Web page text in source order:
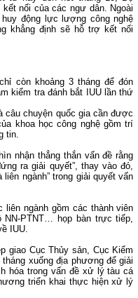
nối của các ngư dân. Ngoài
động lực lượng công nghệ
khẳng định sẽ hỗ trợ kết nối
còn khoảng 3 tháng để đón
kiểm tra đánh bắt IUU lần thứ
câu chuyện quốc gia cần được
khoa học công nghệ gồm trí
tin.
nhận thẳng thắn vấn đề rằng
ra giải quyết”, thay vào đó,
ngành” trong giải quyết vấn
ngành gồm các thành viên
PTNT… họp bàn trực tiếp,
IUU.
giao Cục Thủy sản, Cục Kiểm
xuống địa phương để giải
hóa trong vấn đề xử lý tàu cá
triển khai thực hiện xử lý